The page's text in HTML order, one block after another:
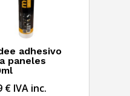
adhesivo
paneles
€ IVA inc.